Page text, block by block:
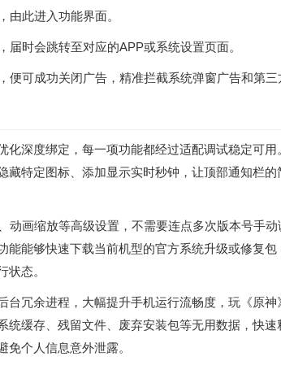
由此进入功能界面。
时会跳转至对应的APP或系统设置页面。
便可成功关闭广告，精准拦截系统弹窗广告和第
化深度绑定，每一项功能都经过适配调试稳定可
藏特定图标、添加显示实时秒钟，让顶部通知栏
动画缩放等高级设置，不需要连点多次版本号手
能能够快速下载当前机型的官方系统升级或修复
状态。
台冗余进程，大幅提升手机运行流畅度，玩《原
统缓存、残留文件、废弃安装包等无用数据，快
个人信息意外泄露。